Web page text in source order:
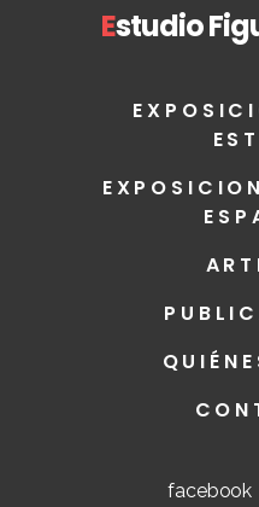
Estudio
facebook